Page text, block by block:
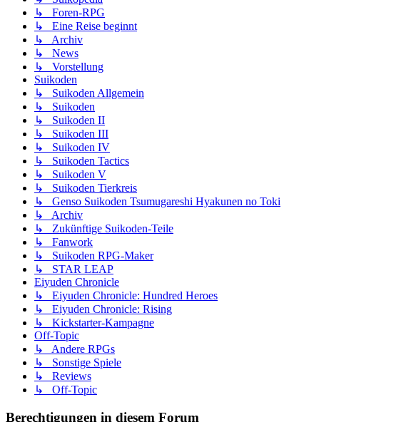
↳ Foren-RPG
↳ Eine Reise beginnt
↳ Archiv
↳ News
↳ Vorstellung
Suikoden
↳ Suikoden Allgemein
↳ Suikoden
↳ Suikoden II
↳ Suikoden III
↳ Suikoden IV
↳ Suikoden Tactics
↳ Suikoden V
↳ Suikoden Tierkreis
↳ Genso Suikoden Tsumugareshi Hyakunen no Toki
↳ Archiv
↳ Zukünftige Suikoden-Teile
↳ Fanwork
↳ Suikoden RPG-Maker
↳ STAR LEAP
Eiyuden Chronicle
↳ Eiyuden Chronicle: Hundred Heroes
↳ Eiyuden Chronicle: Rising
↳ Kickstarter-Kampagne
Off-Topic
↳ Andere RPGs
↳ Sonstige Spiele
↳ Reviews
↳ Off-Topic
Berechtigungen in diesem Forum